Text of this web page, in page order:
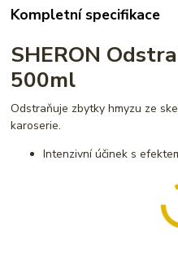
Kompletní specifikace
SHERON
500ml
Odstraňuje zbytky hmyzu ze
karoserie.
Intenzivní účinek s